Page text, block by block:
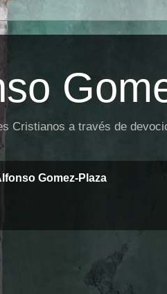
Cristianos a través de
Gomez-Plaza